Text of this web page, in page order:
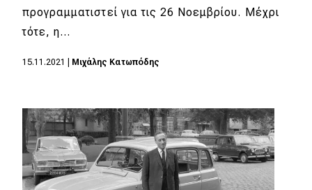
Formula 1
WRC
Motorsport
Eco
Νέα
Τεχνολογία
προγραμματιστεί για τις 26 Νοεμβρίου. Μέχρι
τότε, η…
15.11.2021 Μιχάλης Κατωπόδης